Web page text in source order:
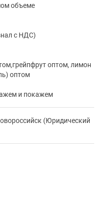
объеме
с НДС)
оптом, лимон
оптом
и покажем
(Юридический